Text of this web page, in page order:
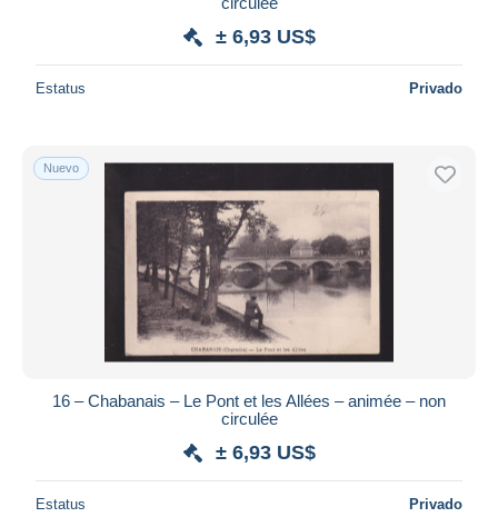
Deseleccionar todo
Aplicar
± 6,93 US$
Estatus Privado
Nuevo
16 – Chabanais – Le Pont et les Allées – animée – non
circulée
± 6,93 US$
Estatus Privado